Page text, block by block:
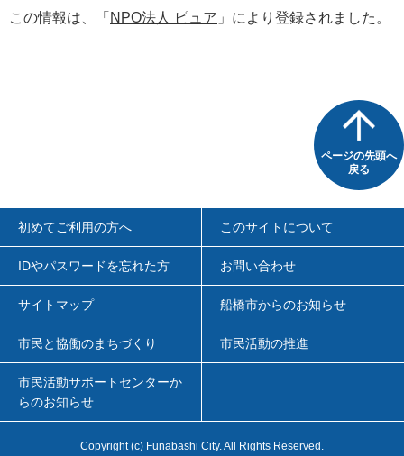
この情報は、「 NPO法人 ピュア 」により登録されました。
ページの先頭へ
戻る
初めてご利用の方へ このサイトについて
IDやパスワードを忘れた方 お問い合わせ
サイトマップ 船橋市からのお知らせ
市民と協働のまちづくり 市民活動の推進
市民活動サポートセンターか
らのお知らせ
Copyright(c) Funabashi City. All Rights Reserved.